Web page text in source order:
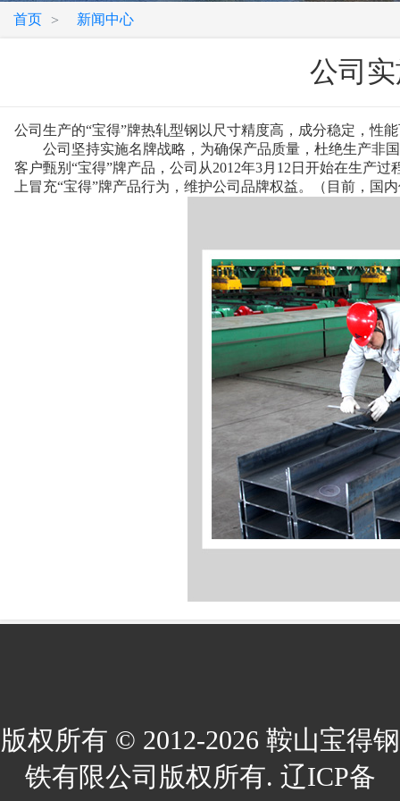
首页 > 新闻中心
公司
公司生产的“宝得”牌热轧型钢以尺寸精度高，成分稳定，性
公司坚持实施名牌战略，为确保产品质量，杜绝生产非国
客户甄别“宝得”牌产品，公司从2012年3月12日开始在生产
上冒充“宝得”牌产品行为，维护公司品牌权益。（目前，
版权所有 © 2012-2026 鞍山宝得钢
铁有限公司版权所有. 辽ICP备